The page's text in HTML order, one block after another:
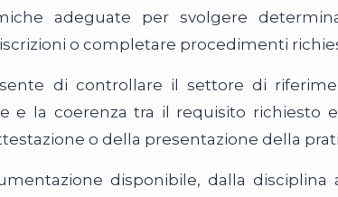
adeguate per svolgere
o completare procedimenti
di controllare il settore di
e la coerenza tra il requisito richiesto
o della presentazione della
disponibile, dalla